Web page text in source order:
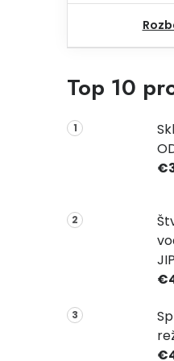
Top 10